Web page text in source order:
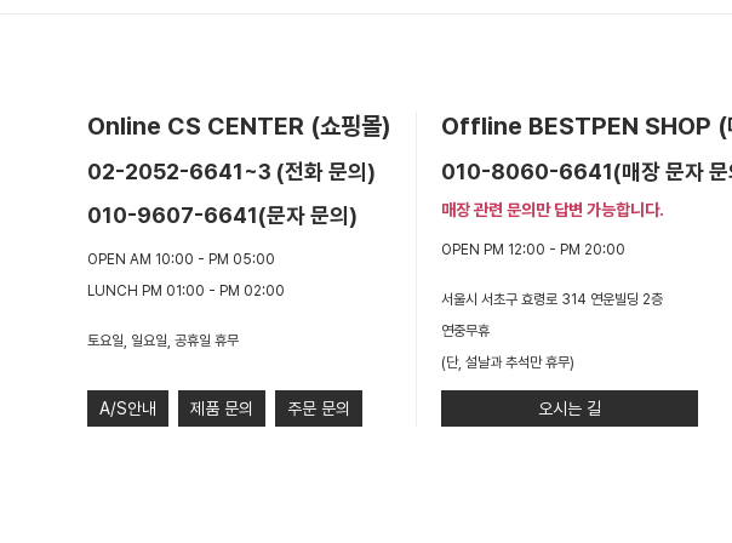
Online CS CENTER (쇼핑몰)
02-2052-6641~3 (전화 문의)
010-9607-6641(문자 문의)
OPEN AM 10:00 - PM 05:00
LUNCH PM 01:00 - PM 02:00
토요일, 일요일, 공휴일 휴무
A/S안내 제품 문의 주문 문의
Offline BESTPEN SHOP (
010-8060-6641(매장 문자 문
매장 관련 문의만 답변 가능합니다.
OPEN PM 12:00 - PM 20:00
서울시 서초구 효령로 314 연운빌딩 2층
연중무휴
(단, 설날과 추석만 휴무)
오시는 길